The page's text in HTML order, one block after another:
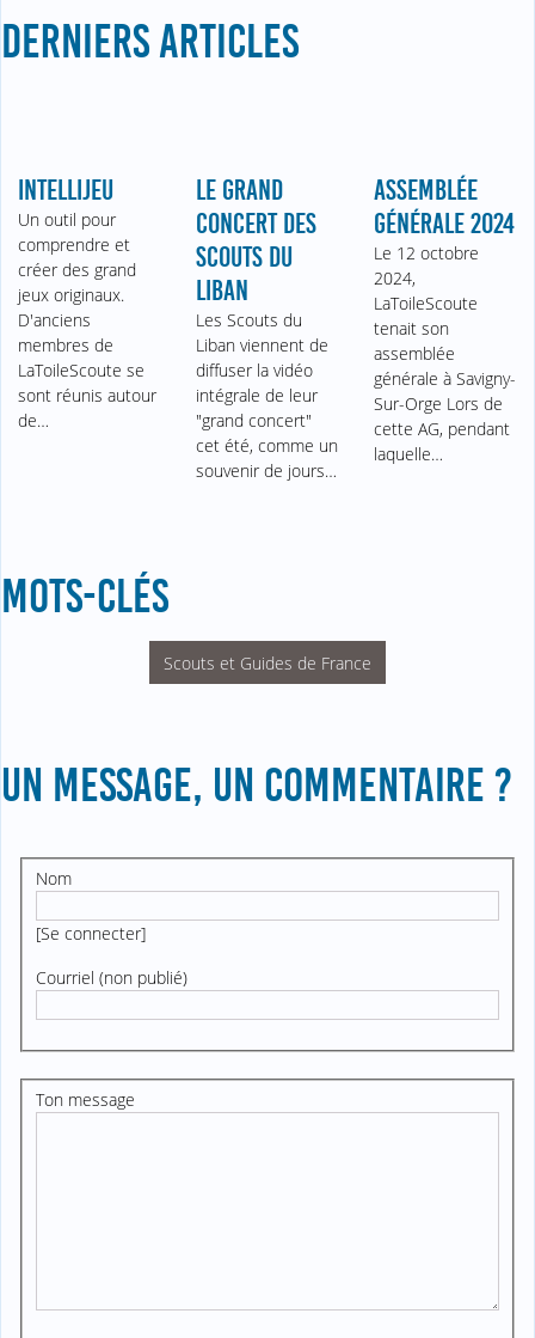
DERNIERS ARTICLES
INTELLIJEU
Un outil pour
comprendre et
créer des grand
jeux originaux.
D'anciens
membres de
LaToileScoute se
sont réunis autour
de…
LE GRAND
CONCERT DES
SCOUTS DU
LIBAN
Les Scouts du
Liban viennent de
diffuser la vidéo
intégrale de leur
"grand concert"
cet été, comme un
souvenir de jours…
ASSEMBLÉE
GÉNÉRALE 2024
Le 12 octobre
2024,
LaToileScoute
tenait son
assemblée
générale à Savigny-
Sur-Orge Lors de
cette AG, pendant
laquelle…
MOTS-CLÉS
Scouts et Guides de France
UN MESSAGE, UN COMMENTAIRE ?
Nom
[Se connecter]
Courriel (non publié)
Ton message